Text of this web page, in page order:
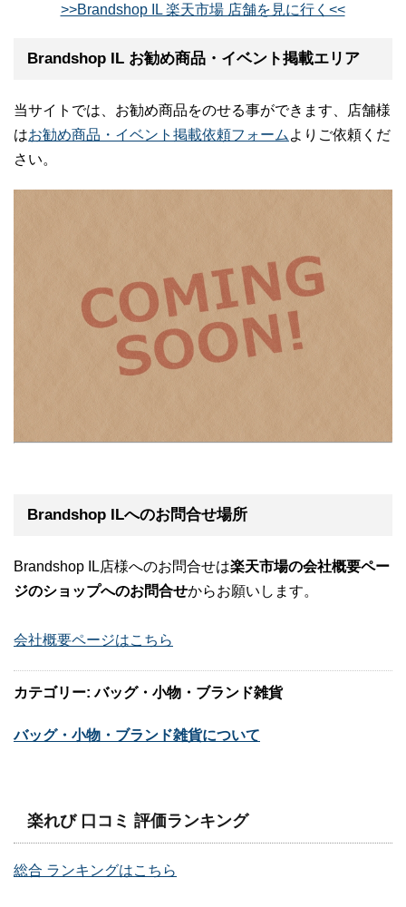
>>Brandshop IL 楽天市場 店舗を見に行く<<
Brandshop IL お勧め商品・イベント掲載エリア
当サイトでは、お勧め商品をのせる事ができます、店舗様
はお勧め商品・イベント掲載依頼フォーム よりご依頼くだ
さい。
Brandshop ILへのお問合せ場所
Brandshop IL店様へのお問合せは楽天市場の会社概要ペー
ジのショップへのお問合せからお願いします。
会社概要ページはこちら
カテゴリー: バッグ・小物・ブランド雑貨
バッグ・小物・ブランド雑貨について
楽れび 口コミ 評価ランキング
総合 ランキングはこちら